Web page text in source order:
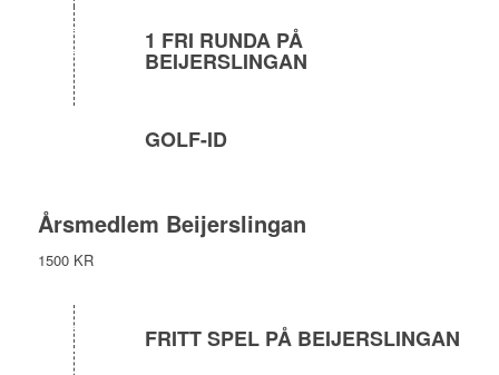
1 FRI RUNDA PÅ
BEIJERSLINGAN
GOLF-ID
Årsmedlem Beijerslingan
1500 KR
FRITT SPEL PÅ BEIJERSLINGAN